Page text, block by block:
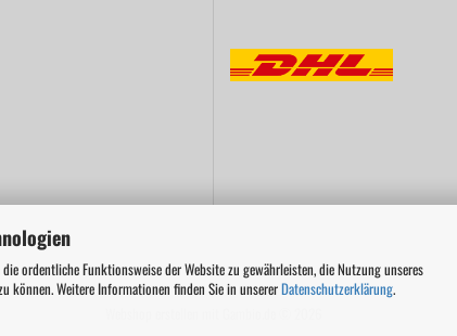
ordentliche Funktionsweise der Website zu gewährleisten, die Nutzung unseres
können. Weitere Informationen finden Sie in unsererDatenschutzerklärung.